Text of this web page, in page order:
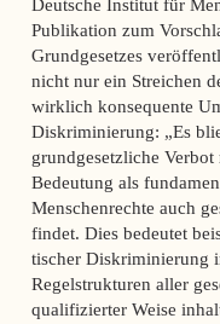
Deutsche Institut für
Publikation zum
Grundgesetzes
nicht nur ein Streichen
wirklich konsequente
Diskriminierung: „Es
grund­gesetzliche
Bedeutung als
Menschenrechte auch
findet. Dies bedeutet
tischer Diskriminierung
Regelstrukturen aller
qualifizierter Weise